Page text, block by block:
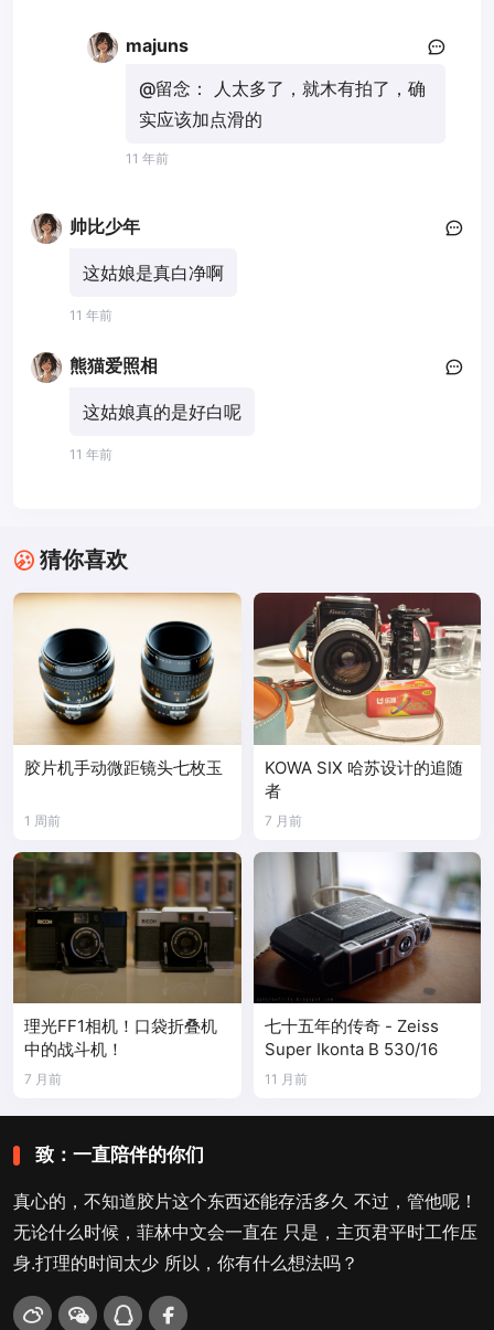
majuns
@留念：
人太多了，就木有拍了，确
实应该加点滑的
11 年前
帅比少年
这姑娘是真白净啊
11 年前
熊猫爱照相
这姑娘真的是好白呢
11 年前
猜你喜欢
胶片机手动微距镜头七枚玉
1 周前
KOWA SIX 哈苏设计的追随
者
7 月前
理光FF1相机！口袋折叠机
中的战斗机！
7 月前
七十五年的传奇 - Zeiss
Super Ikonta B 530/16
11 月前
致：一直陪伴的你们
真心的，不知道胶片这个东西还能存活多久 不过，管他呢！
无论什么时候，菲林中文会一直在 只是，主页君平时工作压
身.打理的时间太少 所以，你有什么想法吗？